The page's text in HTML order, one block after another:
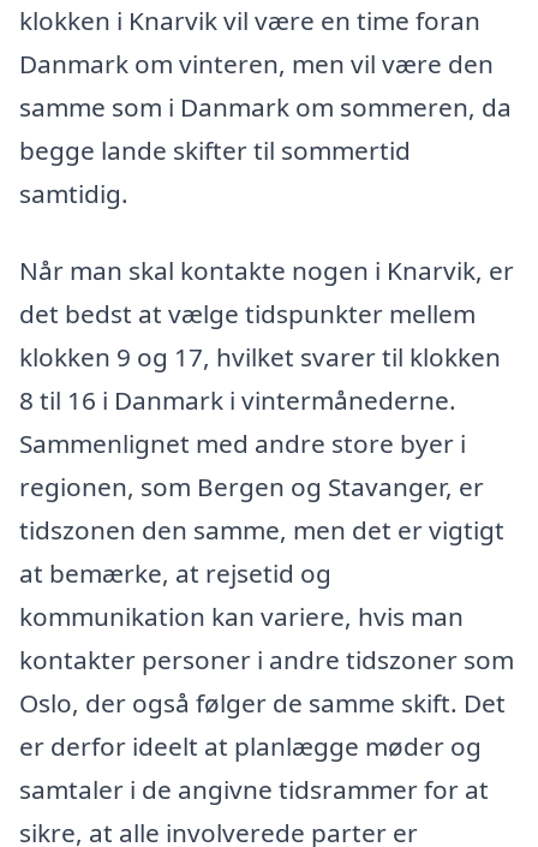
klokken i Knarvik vil være en time foran
Danmark om vinteren, men vil være den
samme som i Danmark om sommeren, da
begge lande skifter til sommertid
samtidig.
Når man skal kontakte nogen i Knarvik, er
det bedst at vælge tidspunkter mellem
klokken 9 og 17, hvilket svarer til klokken
8 til 16 i Danmark i vintermånederne.
Sammenlignet med andre store byer i
regionen, som Bergen og Stavanger, er
tidszonen den samme, men det er vigtigt
at bemærke, at rejsetid og
kommunikation kan variere, hvis man
kontakter personer i andre tidszoner som
Oslo, der også følger de samme skift. Det
er derfor ideelt at planlægge møder og
samtaler i de angivne tidsrammer for at
sikre, at alle involverede parter er